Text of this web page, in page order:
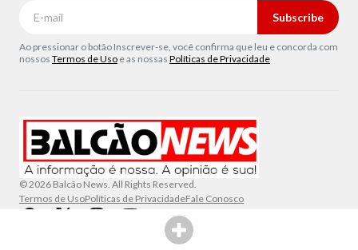
Subscribe
Ao pressionar o botão Inscrever-se, você confirma que leu e concorda com
nossos Termos de Uso e as nossas Políticas de Privacidade
© 2026 Balcão News. All Rights Reserved.
Termos de UsoPolíticas de PrivacidadeFale Conosco
SHARE THIS